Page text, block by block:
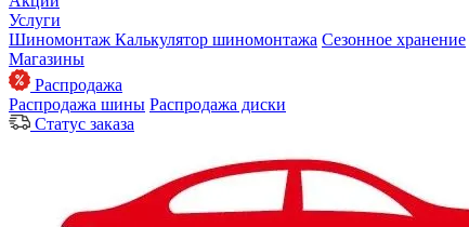
Услуги
Шиномонтаж Калькулятор шиномонтажа Сезонное хранение
Магазины
Распродажа
Распродажа шины Распродажа диски
Статус заказа